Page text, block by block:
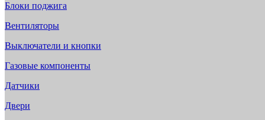
Блоки поджига
Вентиляторы
Выключатели и кнопки
Газовые компоненты
Датчики
Двери